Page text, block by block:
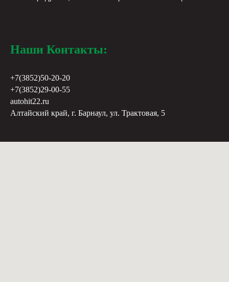
Наши Контакты:
+7(3852)50-20-20
+7(3852)29-00-55
autohit22.ru
Алтайский край, г. Барнаул, ул. Трактовая, 5